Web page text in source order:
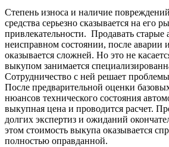
Степень износа и наличие
средства серьезно сказывается на его
привлекательности. Продавать старые
неисправном состоянии, после аварии
оказывается сложней. Но это не
выкупом занимается
Сотрудничество с ней решает
После предварительной оценки
нюансов технического состояния
выкупная цена и проводится расчет.
долгих экспертиз и ожиданий
этом стоимость выкупа оказывается
полностью оправданной.